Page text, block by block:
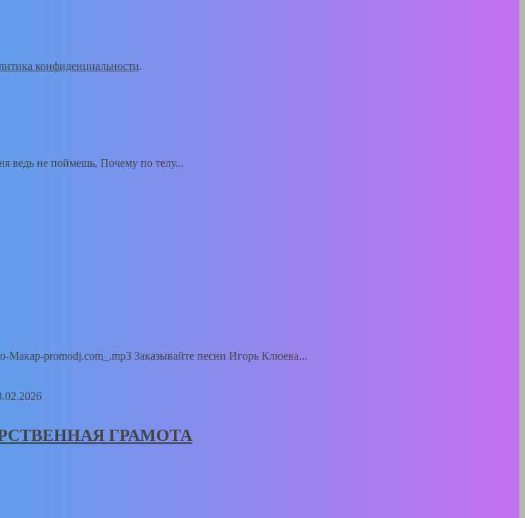
конфиденциальности.
ведь не поймешь, Почему по телу...
Макар-promodj.com_.mp3 Заказывайте песни Игорь Клюева...
ГРАМОТА